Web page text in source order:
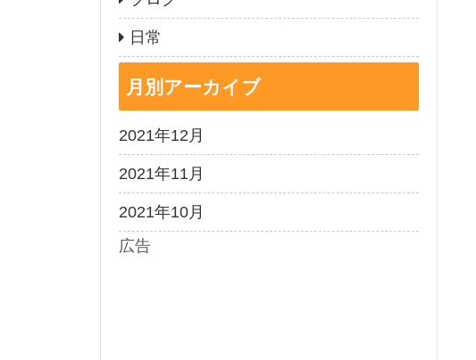
日常
月別アーカイブ
2021年12月
2021年11月
2021年10月
広告